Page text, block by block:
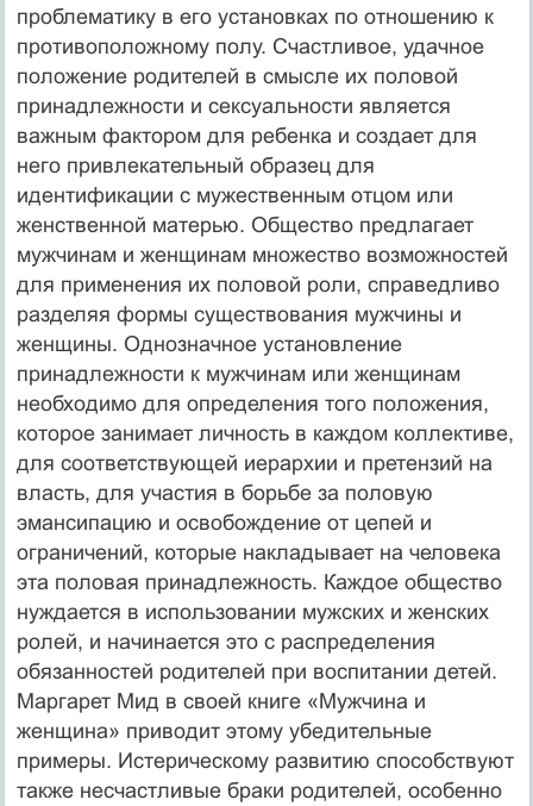
проблематику в его установках по отношению к
противоположному полу. Счастливое, удачное
положение родителей в смысле их половой
принадлежности и сексуальности является
важным фактором для ребенка и создает для
него привлекательный образец для
идентификации с мужественным отцом или
женственной матерью. Общество предлагает
мужчинам и женщинам множество возможностей
для применения их половой роли, справедливо
разделяя формы существования мужчины и
женщины. Однозначное установление
принадлежности к мужчинам или женщинам
необходимо для определения того положения,
которое занимает личность в каждом коллективе,
для соответствующей иерархии и претензий на
власть, для участия в борьбе за половую
эмансипацию и освобождение от цепей и
ограничений, которые накладывает на человека
эта половая принадлежность. Каждое общество
нуждается в использовании мужских и женских
ролей, и начинается это с распределения
обязанностей родителей при воспитании детей.
Маргарет Мид в своей книге «Мужчина и
женщина» приводит этому убедительные
примеры. Истерическому развитию способствуют
также несчастливые браки родителей, особенно